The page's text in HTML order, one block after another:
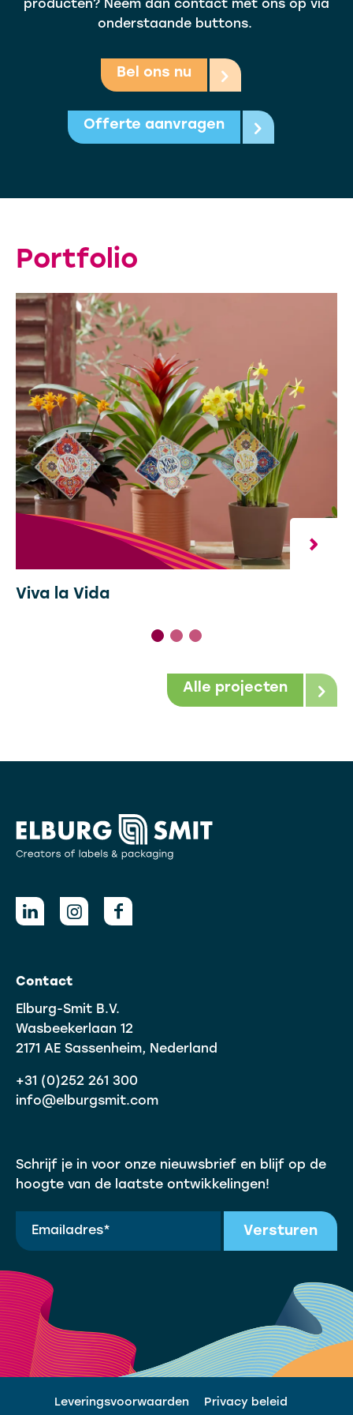
producten? Neem dan contact met ons op via
onderstaande buttons.
Bel ons nu
Offerte aanvragen
Portfolio
Viva la Vida
Alle projecten
Contact
Elburg-Smit B.V.
Wasbeekerlaan 12
2171 AE Sassenheim, Nederland
+31 (0)252 261 300
info@elburgsmit.com
Schrijf je in voor onze nieuwsbrief en blijf op de
hoogte van de laatste ontwikkelingen!
Versturen
Leveringsvoorwaarden Privacy beleid